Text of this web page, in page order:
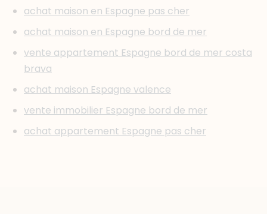
achat maison en Espagne pas cher
achat maison en Espagne bord de mer
vente appartement Espagne bord de mer costa
brava
achat maison Espagne valence
vente immobilier Espagne bord de mer
achat appartement Espagne pas cher